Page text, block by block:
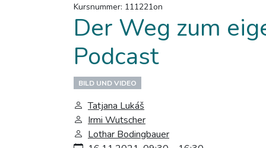
Kursnummer: 111221on
Der Weg zum
Podcast
BILD UND VIDEO
Tatjana Lukáš
Irmi Wutscher
Lothar Bodingbauer